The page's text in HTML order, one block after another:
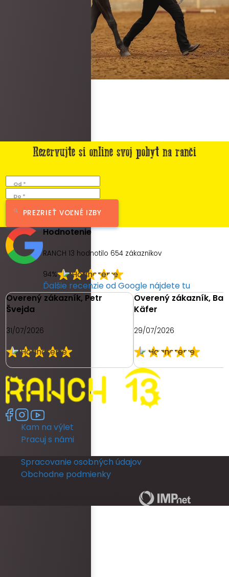
Rezervujte si online svoj pobyt na ranči
Od *
Do *
PREZRIEŤ VOĽNÉ IZBY
Hodnotenie
RANCH 13 hodnotilo 654 zákazníkov
94%
Ďalšie recenzie od Google nájdete tu
Overený zákazník, Petr
Švejda
31/07/2026
Overený zákazník,
Käfer
29/07/2026
Kam na výlet
Pracuj s námi
Spracovanie osobných údajov
Obchodne podmienky
Copyright © 2026 | RANCH 13 | by